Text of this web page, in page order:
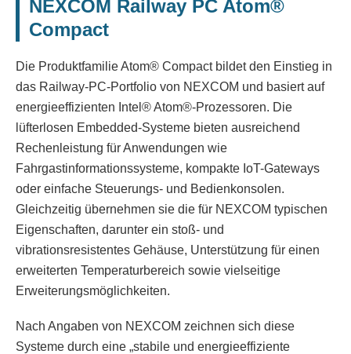
NEXCOM Railway PC Atom®
Compact
Die Produktfamilie Atom® Compact bildet den Einstieg in
das Railway-PC-Portfolio von NEXCOM und basiert auf
energieeffizienten Intel® Atom®-Prozessoren. Die
lüfterlosen Embedded-Systeme bieten ausreichend
Rechenleistung für Anwendungen wie
Fahrgastinformationssysteme, kompakte IoT-Gateways
oder einfache Steuerungs- und Bedienkonsolen.
Gleichzeitig übernehmen sie die für NEXCOM typischen
Eigenschaften, darunter ein stoß- und
vibrationsresistentes Gehäuse, Unterstützung für einen
erweiterten Temperaturbereich sowie vielseitige
Erweiterungsmöglichkeiten.
Nach Angaben von NEXCOM zeichnen sich diese
Systeme durch eine „stabile und energieeffiziente